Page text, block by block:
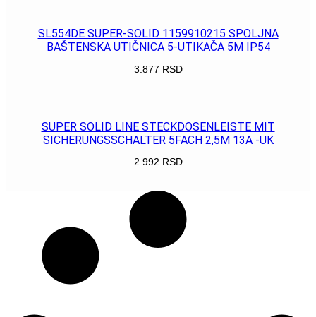
SL554DE SUPER-SOLID 1159910215 SPOLJNA
BAŠTENSKA UTIČNICA 5-UTIKAČA 5M IP54
3.877 RSD
SUPER SOLID LINE STECKDOSENLEISTE MIT
SICHERUNGSSCHALTER 5FACH 2,5M 13A -UK
2.992 RSD